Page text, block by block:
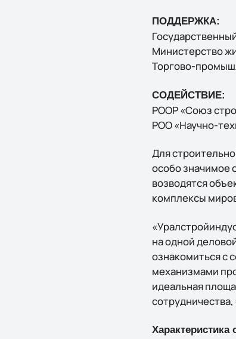
ПОДДЕРЖКА:
Министерство
Торгово-
СОДЕЙСТВИЕ:
РООР «Союз
РОО «Научно-
Для
особо значимое
возводятся
комплексы
на одной
ознакомиться с
механизмами
идеальная
Характеристика